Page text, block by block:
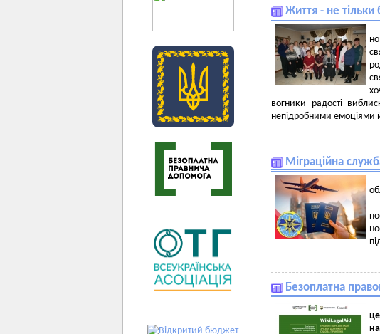
Життя - не тільки
вогники радості
непідробними емоціями
Міграційна
Безоплатна